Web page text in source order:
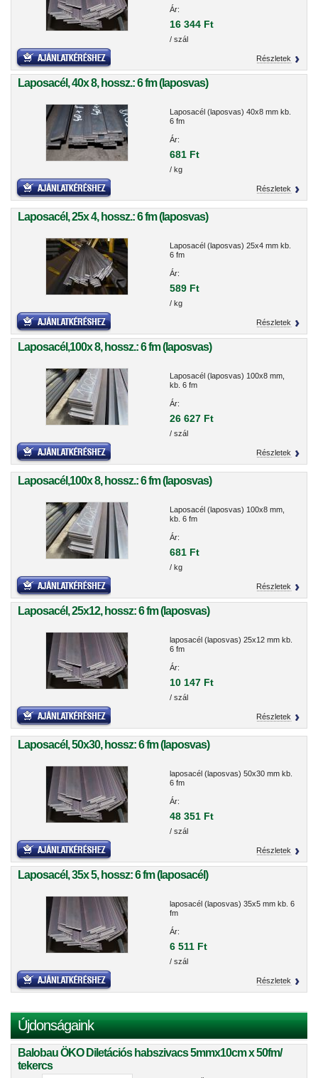
Ár:
16 344 Ft
/ szál
Részletek
Laposacél, 40x 8, hossz.: 6 fm (laposvas)
Laposacél (laposvas) 40x8 mm kb.
6 fm
Ár:
681 Ft
/ kg
Részletek
Laposacél, 25x 4, hossz.: 6 fm (laposvas)
Laposacél (laposvas) 25x4 mm kb.
6 fm
Ár:
589 Ft
/ kg
Részletek
Laposacél,100x 8, hossz.: 6 fm (laposvas)
Laposacél (laposvas) 100x8 mm,
kb. 6 fm
Ár:
26 627 Ft
/ szál
Részletek
Laposacél,100x 8, hossz.: 6 fm (laposvas)
Laposacél (laposvas) 100x8 mm,
kb. 6 fm
Ár:
681 Ft
/ kg
Részletek
Laposacél, 25x12, hossz: 6 fm (laposvas)
laposacél (laposvas) 25x12 mm kb.
6 fm
Ár:
10 147 Ft
/ szál
Részletek
Laposacél, 50x30, hossz: 6 fm (laposvas)
laposacél (laposvas) 50x30 mm kb.
6 fm
Ár:
48 351 Ft
/ szál
Részletek
Laposacél, 35x 5, hossz: 6 fm (laposacél)
laposacél (laposvas) 35x5 mm kb. 6
fm
Ár:
6 511 Ft
/ szál
Részletek
Újdonságaink
Balobau ÖKO Diletációs habszivacs 5mmx10cm x 50fm/
tekercs